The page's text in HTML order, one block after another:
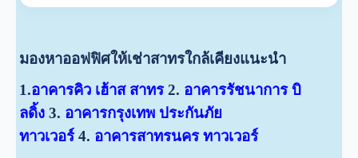
มองหาออฟฟิศให้เช่าสาทรใกล้เคียงแนะนำ
1.อาคารคิว เฮ้าส สาทร2. อาคารรัชนาการ บิ
ลดิ้ง 3. อาคารกรุงเทพ ประกันภัย
ทาวเวอร์4. อาคารสาทรนคร ทาวเวอร์